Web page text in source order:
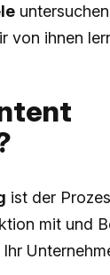
von ihnen
ist der
mit und